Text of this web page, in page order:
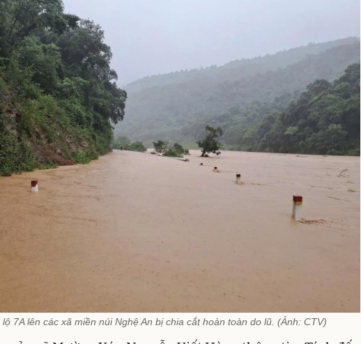
lộ 7A lên các xã miền núi Nghệ An bị chia cắt hoàn toàn do lũ. (Ảnh: CTV)